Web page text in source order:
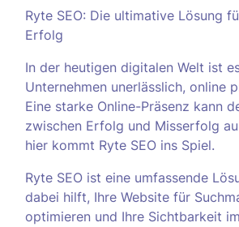
Ryte SEO: Die ultimative Lösung
Erfolg
In der heutigen digitalen Welt ist
Unternehmen unerlässlich, online
Eine starke Online-Präsenz kann
zwischen Erfolg und Misserfolg
hier kommt Ryte SEO ins Spiel.
Ryte SEO ist eine umfassende
dabei hilft, Ihre Website für
optimieren und Ihre Sichtbarkeit